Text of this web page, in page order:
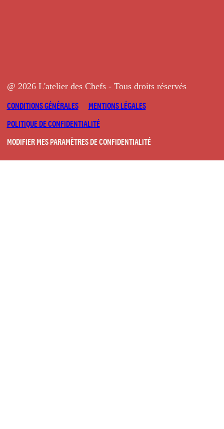
@ 2026 L'atelier des Chefs - Tous droits réservés
CONDITIONS GÉNÉRALES
MENTIONS LÉGALES
POLITIQUE DE CONFIDENTIALITÉ
MODIFIER MES PARAMÈTRES DE CONFIDENTIALITÉ